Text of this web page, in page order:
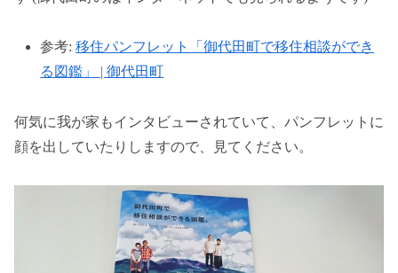
参考:移住パンフレット「御代田町で移住相談ができ
る図鑑」 | 御代田町
何気に我が家もインタビューされていて、パンフレットに
顔を出していたりしますので、見てください。